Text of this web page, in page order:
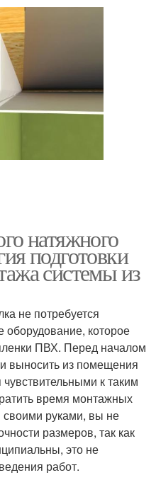
натяжного
подготовки
системы из
не потребуется
оборудование, которое
ПВХ. Перед началом
выносить из помещения
к таким
время монтажных
своими руками, вы не
размеров, так как
это не
работ.